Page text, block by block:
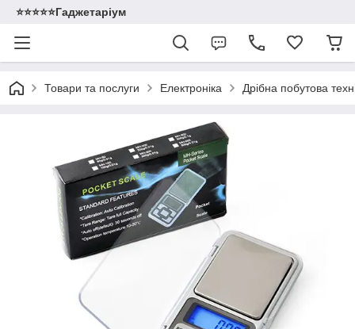
⭐️⭐️⭐️⭐️⭐️Гаджетаріум
Товари та послуги Електроніка Дрібна побутова